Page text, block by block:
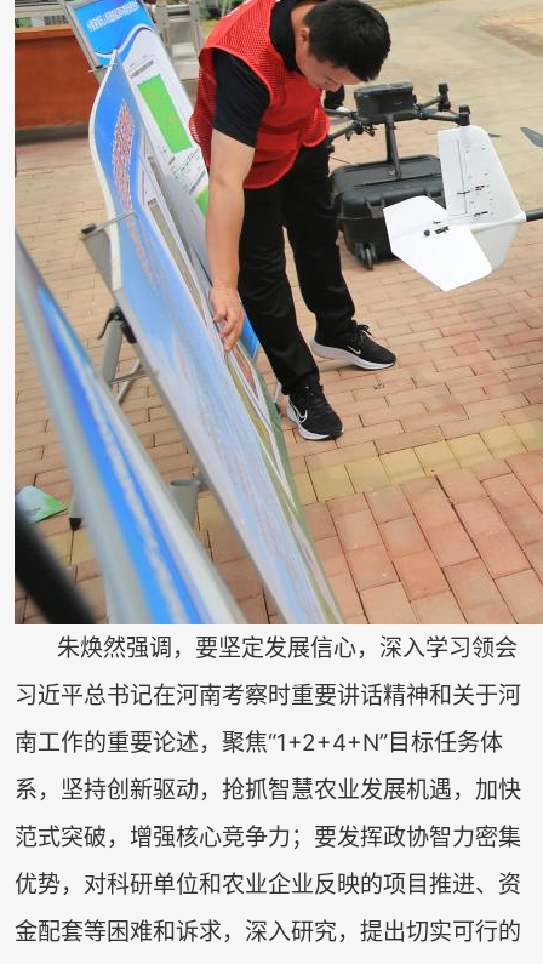
朱焕然强调，要坚定发展信心，深入学习领会
习近平总书记在河南考察时重要讲话精神和关于河
南工作的重要论述，聚焦“1+2+4+N”目标任务体
系，坚持创新驱动，抢抓智慧农业发展机遇，加快
范式突破，增强核心竞争力；要发挥政协智力密集
优势，对科研单位和农业企业反映的项目推进、资
金配套等困难和诉求，深入研究，提出切实可行的